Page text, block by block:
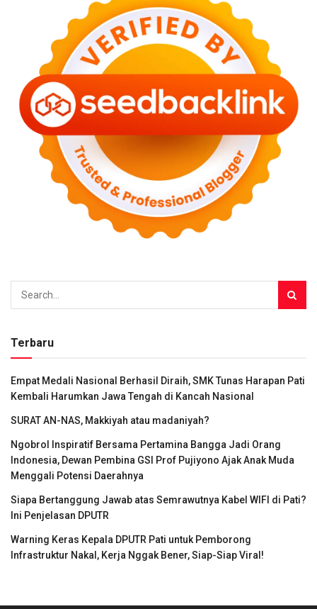
Terbaru
Empat Medali Nasional Berhasil Diraih, SMK Tunas Harapan Pati
Kembali Harumkan Jawa Tengah di Kancah Nasional
SURAT AN-NAS, Makkiyah atau madaniyah?
Ngobrol Inspiratif Bersama Pertamina Bangga Jadi Orang
Indonesia, Dewan Pembina GSI Prof Pujiyono Ajak Anak Muda
Menggali Potensi Daerahnya
Siapa Bertanggung Jawab atas Semrawutnya Kabel WIFI di Pati?
Ini Penjelasan DPUTR
Warning Keras Kepala DPUTR Pati untuk Pemborong
Infrastruktur Nakal, Kerja Nggak Bener, Siap-Siap Viral!